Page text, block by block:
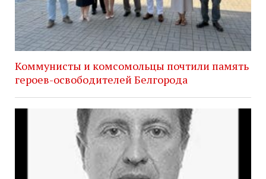
Коммунисты и комсомольцы почтили память
героев-освободителей Белгорода